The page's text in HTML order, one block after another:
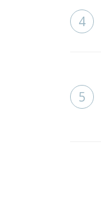
4
5